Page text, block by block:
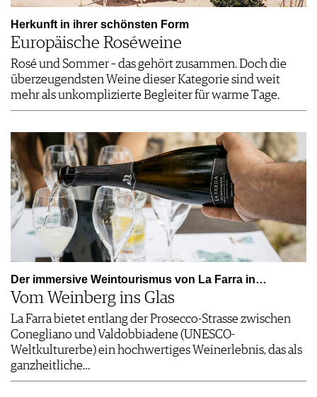
Herkunft in ihrer schönsten Form
Europäische Roséweine
Rosé und Sommer – das gehört zusammen. Doch die
überzeugendsten Weine dieser Kategorie sind weit
mehr als unkomplizierte Begleiter für warme Tage.
Der immersive Weintourismus von La Farra in…
Vom Weinberg ins Glas
La Farra bietet entlang der Prosecco-Strasse zwischen
Conegliano und Valdobbiadene (UNESCO-
Weltkulturerbe) ein hochwertiges Weinerlebnis, das als
ganzheitliche…